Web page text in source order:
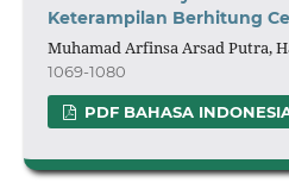
Keterampilan Berhitung
Muhamad Arfinsa Arsad Putra,
1069-1080
PDF BAHASA